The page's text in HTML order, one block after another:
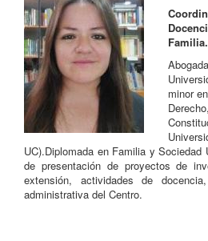
Familia.
minor
UC).Diplomada en Familia y Sociedad
de presentación de proyectos de
extensión, actividades de
administrativa del Centro.